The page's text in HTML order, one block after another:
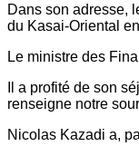
Dans son adresse,
du Kasai-Oriental
Le ministre des
Il a profité de son
renseigne notre
Nicolas Kazadi a,